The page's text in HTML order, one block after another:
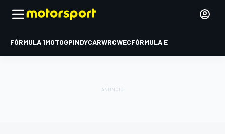
FÓRMULA 1MOTOGPINDYCARWRCWECFÓRMULA E